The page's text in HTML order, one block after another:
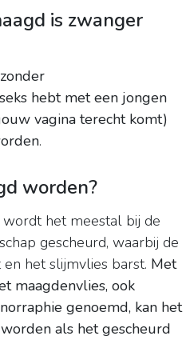
is zwanger
hebt met een jongen
vagina terecht komt)
.
worden?
het meestal bij de
gescheurd, waarbij de
het slijmvlies barst. Met
maagdenvlies, ook
genoemd, kan het
als het gescheurd